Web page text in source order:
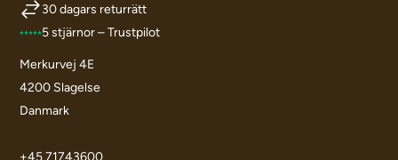
30 dagars returrätt
5 stjärnor – Trustpilot
Merkurvej 4E
4200 Slagelse
Danmark
+45 71743600